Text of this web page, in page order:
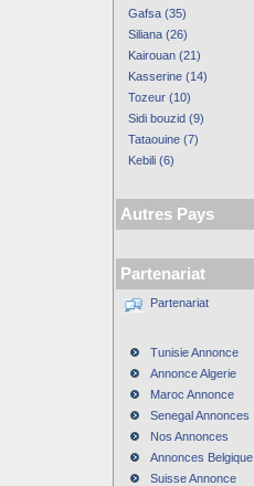
Gafsa (35)
Siliana (26)
Kairouan (21)
Kasserine (14)
Tozeur (10)
Sidi bouzid (9)
Tataouine (7)
Kebili (6)
Autres Pays
Partenariat
Partenariat
Tunisie Annonce
Annonce Algerie
Maroc Annonce
Senegal Annonces
Nos Annonces
Annonces Belgique
Suisse Annonce